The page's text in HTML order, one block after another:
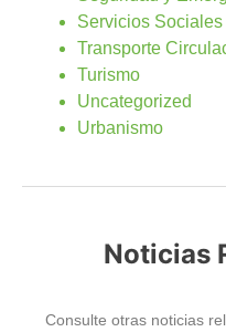
Servicios Sociales
Transporte
Turismo
Uncategorized
Urbanismo
Noticias
Consulte otras noticias